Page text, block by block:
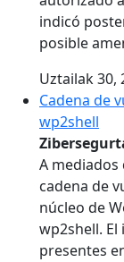
indicó
posible
Uztailak 30,
Cadena de
wp2shell
A mediados
cadena de
núcleo de
wp2shell.
presentes